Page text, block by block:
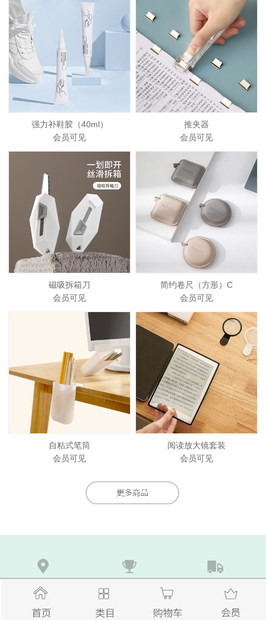
强力补鞋胶（40ml）
会员可见
推夹器
会员可见
磁吸拆箱刀
会员可见
简约卷尺（方形）C
会员可见
自粘式笔筒
会员可见
阅读放大镜套装
会员可见